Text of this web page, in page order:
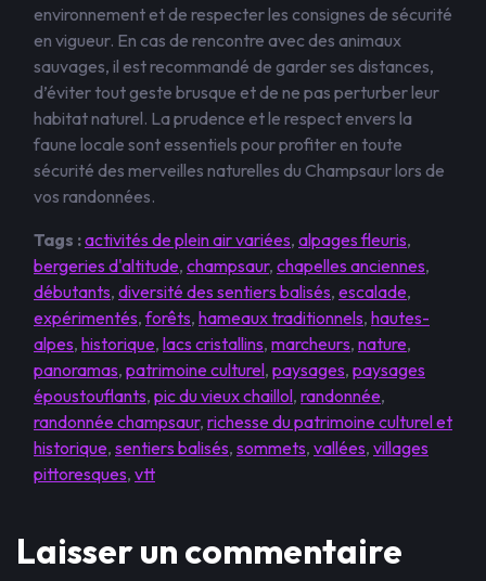
environnement et de respecter les consignes de sécurité
en vigueur. En cas de rencontre avec des animaux
sauvages, il est recommandé de garder ses distances,
d’éviter tout geste brusque et de ne pas perturber leur
habitat naturel. La prudence et le respect envers la
faune locale sont essentiels pour profiter en toute
sécurité des merveilles naturelles du Champsaur lors de
vos randonnées.
Tags :activités de plein air variées, alpages fleuris,
bergeries d'altitude, champsaur, chapelles anciennes,
débutants, diversité des sentiers balisés, escalade,
expérimentés,forêts, hameaux traditionnels, hautes-
alpes, historique, lacs cristallins, marcheurs, nature,
panoramas, patrimoine culturel, paysages, paysages
époustouflants, pic du vieux chaillol, randonnée,
randonnée champsaur, richesse du patrimoine culturel et
historique, sentiers balisés, sommets, vallées, villages
pittoresques, vtt
Laisser un commentaire